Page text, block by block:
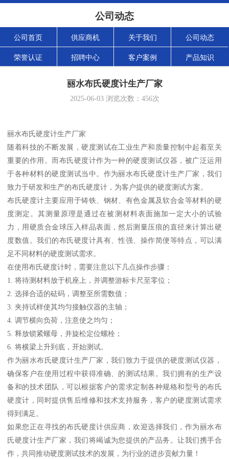
公司动态
公司首页 供应商机 关于我们 公司动态
荣誉认证 招聘中心 客户案例 产品知识
丽水布氏硬度计生产厂家
2025-06-03浏览次数： 456次
丽水布氏硬度计生产厂家
随着科技的不断发展，硬度测试在工业生产和质量控制中起着至关
重要的作用。而布氏硬度计作为一种的硬度测试仪器，被广泛运用
于各种材料的硬度测试当中。作为丽水布氏硬度计生产厂家，我们
致力于研发和生产的布氏硬度计，为客户提供的硬度测试方案。
布氏硬度计主要应用于铸铁、钢材、有色金属及软合金等材料的硬
度测定。其测量原理是通过在被测材料表面施加一定大小的试验
力，用硬质合金球压入样品表面，然后测量压痕的直径来计算出硬
度数值。我们的布氏硬度计具有、性强、操作简便等特点，可以满
足不同材料的硬度测试需求。
在使用布氏硬度计时，需要注意以下几点操作步骤：
1. 将待测材料放于机座上，并调整游标卡尺至零位；
2. 选择合适的砝码，调整至所需数值；
3. 夹持试样使其均匀接触仪器的主轴；
4. 调节横向负荷，注意使之均匀；
5. 释放锁紧螺母，并旋松定位螺栓；
6. 将横梁上升到底，开始测试。
作为丽水布氏硬度计生产厂家，我们致力于提供的硬度测试仪器，
确保客户在使用过程中获得准确、的测试结果。我们拥有的生产设
备和的技术团队，可以根据客户的需求定制各种规格和型号的布氏
硬度计，同时提供售后维修和技术支持服务，客户的硬度测试需求
得到满足。
如果您正在寻找的布氏硬度计供应商，欢迎选择我们，作为丽水布
氏硬度计生产厂家，我们将竭诚为您提供的产品务。让我们携手合
作，共同推动硬度测试技术的发展，为行业的进步贡献力量！